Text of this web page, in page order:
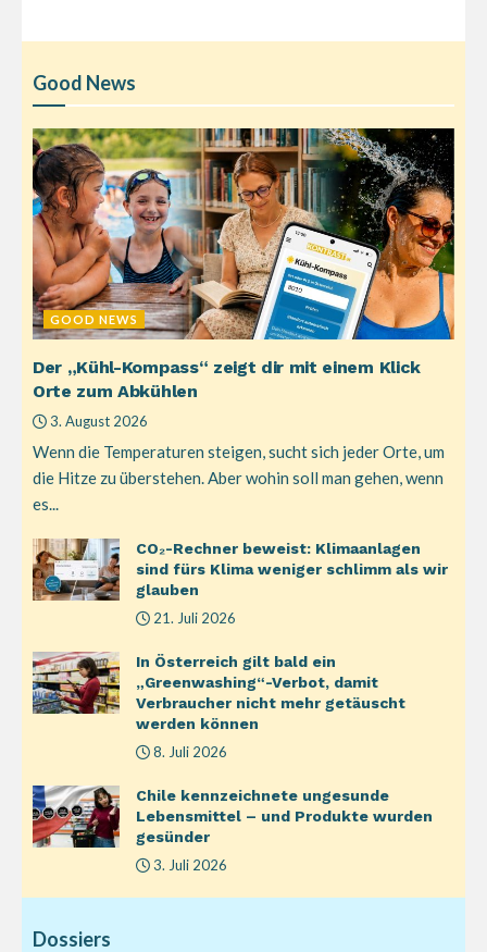
Good News
GOOD NEWS
Der „Kühl-Kompass“ zeigt dir mit einem Klick
Orte zum Abkühlen
3. August 2026
Wenn die Temperaturen steigen, sucht sich jeder Orte, um
die Hitze zu überstehen. Aber wohin soll man gehen, wenn
es...
CO₂-Rechner beweist: Klimaanlagen
sind fürs Klima weniger schlimm als wir
glauben
21. Juli 2026
In Österreich gilt bald ein
„Greenwashing“-Verbot, damit
Verbraucher nicht mehr getäuscht
werden können
8. Juli 2026
Chile kennzeichnete ungesunde
Lebensmittel – und Produkte wurden
gesünder
3. Juli 2026
Dossiers